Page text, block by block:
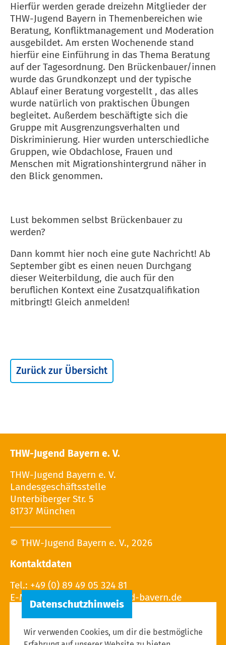
Hierfür werden gerade dreizehn Mitglieder der
THW-Jugend Bayern in Themenbereichen wie
Beratung, Konfliktmanagement und Moderation
ausgebildet. Am ersten Wochenende stand
hierfür eine Einführung in das Thema Beratung
auf der Tagesordnung. Den Brückenbauer/innen
wurde das Grundkonzept und der typische
Ablauf einer Beratung vorgestellt , das alles
wurde natürlich von praktischen Übungen
begleitet. Außerdem beschäftigte sich die
Gruppe mit Ausgrenzungsverhalten und
Diskriminierung. Hier wurden unterschiedliche
Gruppen, wie Obdachlose, Frauen und
Menschen mit Migrationshintergrund näher in
den Blick genommen.
Lust bekommen selbst Brückenbauer zu
werden?
Dann kommt hier noch eine gute Nachricht! Ab
September gibt es einen neuen Durchgang
dieser Weiterbildung, die auch für den
beruflichen Kontext eine Zusatzqualifikation
mitbringt! Gleich anmelden!
Zurück zur Übersicht
THW-Jugend Bayern e. V.
THW-Jugend Bayern e. V.
Landesgeschäftsstelle
Unterbiberger Str. 5
81737 München
© THW-Jugend Bayern e. V., 2026
Kontaktdaten
Tel.: +49 (0) 89 49 05 324 81
E-Mail:
Wir verwenden Cookies, um dir die bestmögliche